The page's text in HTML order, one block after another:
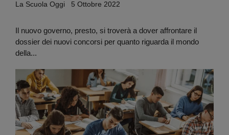
La Scuola Oggi 5 Ottobre 2022
Il nuovo governo, presto, si troverà a dover affrontare il
dossier dei nuovi concorsi per quanto riguarda il mondo
della...